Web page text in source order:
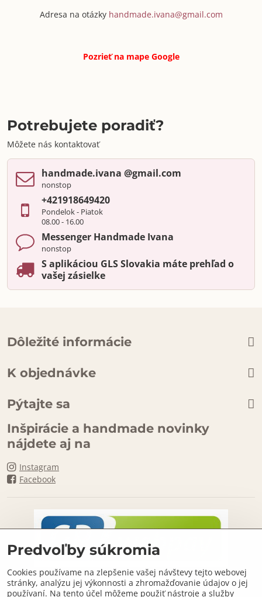
Adresa na otázky handmade.ivana@gmail.com
Pozrieť na mapeGoogle
Potrebujete poradiť?
Môžete nás kontaktovať
handmade​.ivana ​@gmail​.com
nonstop
+421918649420
Pondelok - Piatok
08.00 - 16.00
Messenger Handmade Ivana
nonstop
S aplikáciou GLS Slovakia máte prehľad o
vašej zásielke
Dôležité informácie
K objednávke
Pýtajte sa
Inšpirácie a handmade novinky
nájdete aj na
Instagram
Facebook
Predvoľby súkromia
Cookies používame na zlepšenie vašej návštevy tejto webovej
stránky, analýzu jej výkonnosti a zhromažďovanie údajov o jej
používaní. Na tento účel môžeme použiť nástroje a služby